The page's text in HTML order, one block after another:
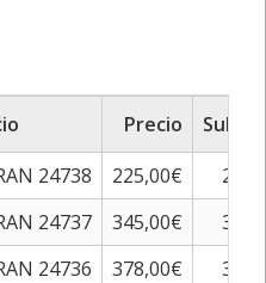
Precio
Sub
24738 225,00€
24737 345,00€
24736 378,00€